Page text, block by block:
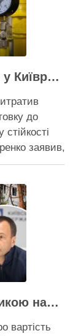
Жодних ілюзій щодо зими – у Київраді закидають, що КМДА виконала План стійкості на 20%
до
заявив,
до
Кожен обстріл Києва балістикою наносить місту збитків на 300-500 мільйонів – Петро Пантелеєв
вартість